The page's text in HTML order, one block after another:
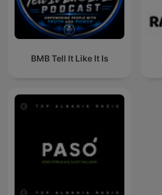
BMB Tell It Like It Is